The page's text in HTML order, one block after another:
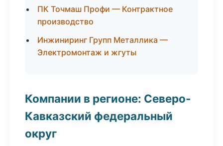
ПК Точмаш Профи — Контрактное
производство
Инжиниринг Групп Металлика —
Электромонтаж и жгуты
Компании в регионе: Северо-
Кавказский федеральный
округ